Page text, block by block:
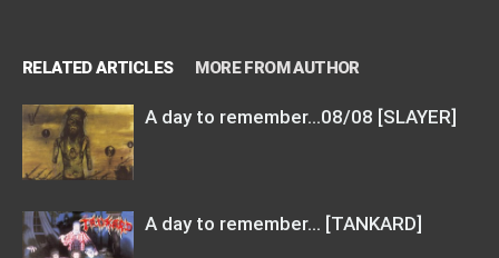
RELATED ARTICLES MORE FROM AUTHOR
A day to remember…08/08 [SLAYER]
A day to remember… [TANKARD]